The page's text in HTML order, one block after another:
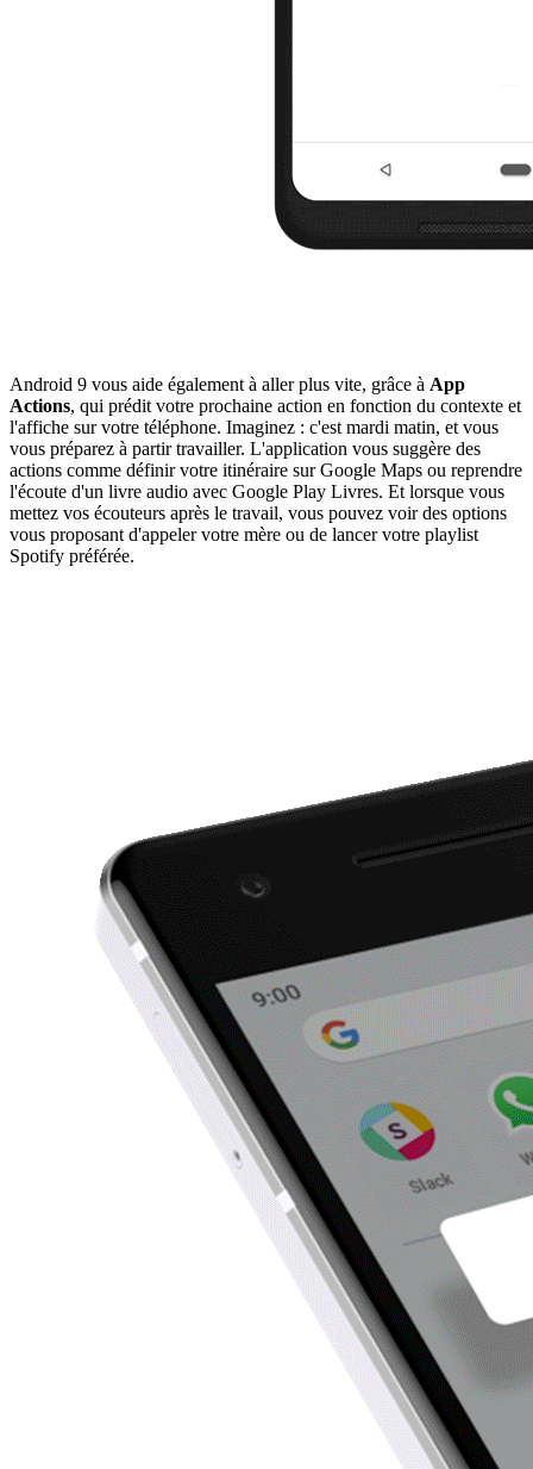
Android 9 vous aide également à aller plus vite, grâce à App
Actions, qui prédit votre prochaine action en fonction du contexte et
l'affiche sur votre téléphone. Imaginez : c'est mardi matin, et vous
vous préparez à partir travailler. L'application vous suggère des
actions comme définir votre itinéraire sur Google Maps ou reprendre
l'écoute d'un livre audio avec Google Play Livres. Et lorsque vous
mettez vos écouteurs après le travail, vous pouvez voir des options
vous proposant d'appeler votre mère ou de lancer votre playlist
Spotify préférée.